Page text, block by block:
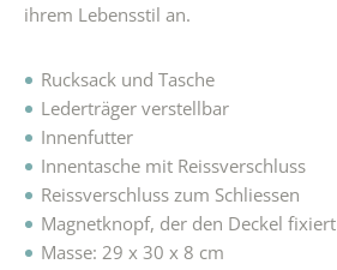
ihrem Lebensstil an.
Rucksack und Tasche
Lederträger verstellbar
Innenfutter
Innentasche mit Reissverschluss
Reissverschluss zum Schliessen
Magnetknopf, der den Deckel fixiert
Masse: 29 x 30 x 8 cm